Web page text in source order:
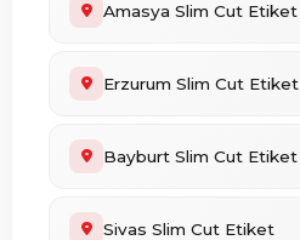
Amasya Slim Cut Etiket
Erzurum Slim Cut Etiket
Bayburt Slim Cut Etiket
Sivas Slim Cut Etiket